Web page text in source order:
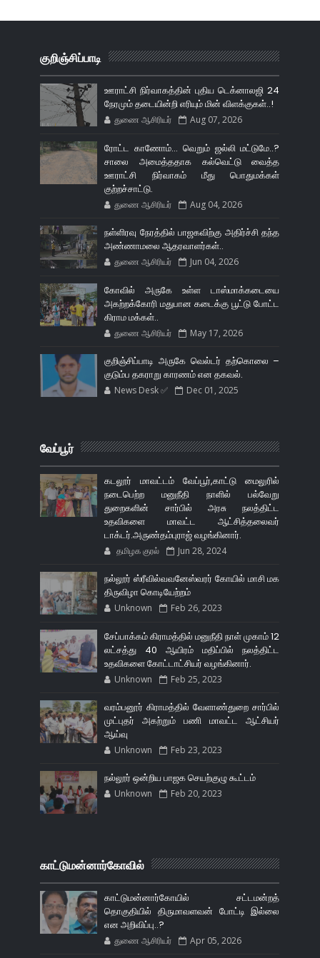
குறிஞ்சிப்பாடி
ஊராட்சி நிர்வாகத்தின் புதிய டெக்னாலஜி 24
நேரமும் தடையின்றி எரியும் மின் விளக்குகள்..!
துணை ஆசிரியர் Aug 07, 2026
ரோட்ட காணோம்... வெறும் ஜல்லி மட்டுமே..?
சாலை அமைத்ததாக கல்வெட்டு வைத்த
ஊராட்சி நிர்வாகம் மீது பொதுமக்கள்
குற்றச்சாட்டு.
துணை ஆசிரியர் Aug 04, 2026
நள்ளிரவு நேரத்தில் பாஜகவிற்கு அதிர்ச்சி தந்த
அண்ணாமலை ஆதரவாளர்கள்..
துணை ஆசிரியர் Jun 04, 2026
கோவில் அருகே உள்ள டாஸ்மாக்கடையை
அகற்றக்கோரி மதுபான கடைக்கு பூட்டு போட்ட
கிராம மக்கள்..
துணை ஆசிரியர் May 17, 2026
குறிஞ்சிப்பாடி அருகே வெல்டர் தற்கொலை –
குடும்ப தகராறு காரணம் என தகவல்.
News Desk ✅ Dec 01, 2025
வேப்பூர்
கடலூர் மாவட்டம் வேப்பூர்,காட்டு மைலுரில்
நடைபெற்ற மனுநீதி நாளில் பல்வேறு
துறைகளின் சார்பில் அரசு நலத்திட்ட
உதவிகளை மாவட்ட ஆட்சித்தலைவர்
டாக்டர்.அருண்தம்புராஜ் வழங்கினார்.
தமிழக குரல் Jun 28, 2024
நல்லூர் ஸ்ரீவில்வவனேஸ்வரர் கோயில் மாசி மக
திருவிழா கொடியேற்றம்
Unknown Feb 26, 2023
சேப்பாக்கம் கிராமத்தில் மனுநீதி நாள் முகாம் 12
லட்சத்து 40 ஆயிரம் மதிப்பில் நலத்திட்ட
உதவிகளை கோட்டாட்சியர் வழங்கினார்.
Unknown Feb 25, 2023
வரம்பனூர் கிராமத்தில் வேளாண்துறை சார்பில்
முட்புதர் அகற்றும் பணி மாவட்ட ஆட்சியர்
ஆய்வு
Unknown Feb 23, 2023
நல்லூர் ஒன்றிய பாஜக செயற்குழு கூட்டம்
Unknown Feb 20, 2023
காட்டுமன்னார்கோவில்
காட்டுமன்னார்கோயில் சட்டமன்றத்
தொகுதியில் திருமாவளவன் போட்டி இல்லை
என அறிவிப்பு..?
துணை ஆசிரியர் Apr 05, 2026